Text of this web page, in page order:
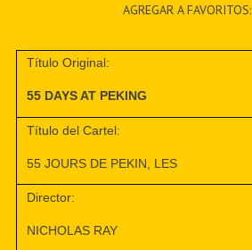
AGREGAR A FAVORITOS:
Título Original:
55 DAYS AT PEKING
Título del Cartel:
55 JOURS DE PEKIN, LES
Director:
NICHOLAS RAY